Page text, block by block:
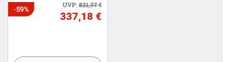
UVP:821,37€
-59%
337,18 €